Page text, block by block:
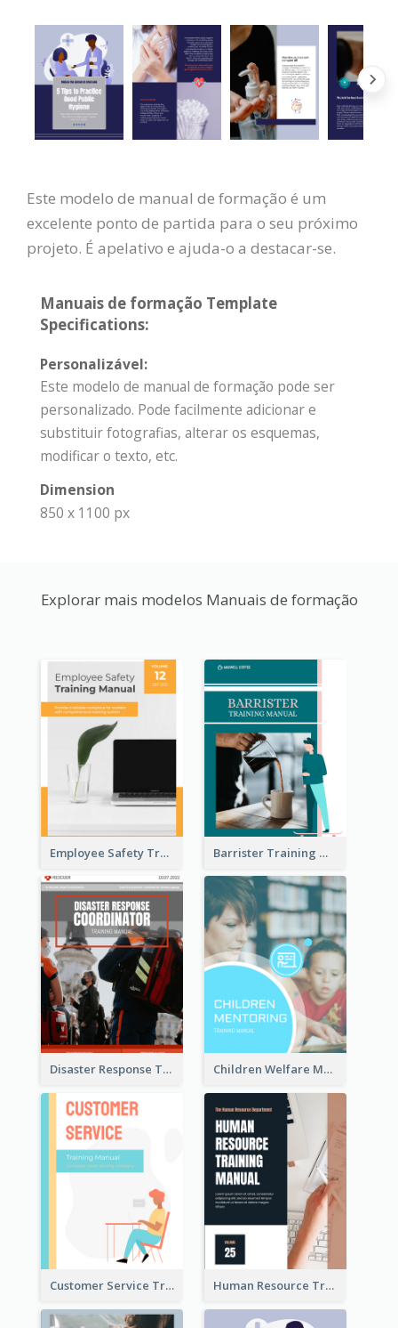
Este modelo de manual de formação é um
excelente ponto de partida para o seu próximo
projeto. É apelativo e ajuda-o a destacar-se.
Manuais de formação Template
Specifications:
Personalizável:
Este modelo de manual de formação pode ser
personalizado. Pode facilmente adicionar e
substituir fotografias, alterar os esquemas,
modificar o texto, etc.
Dimension
850 x 1100 px
Explorar mais modelos Manuais de formação
Employee Safety Training Manual Barrister Training Manual
Disaster Response Training Manual Children Welfare Mentor Training Manual
Customer Service Training Manual Human Resource Training Manual